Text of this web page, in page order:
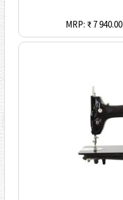
MRP: ₹ 7 940.00